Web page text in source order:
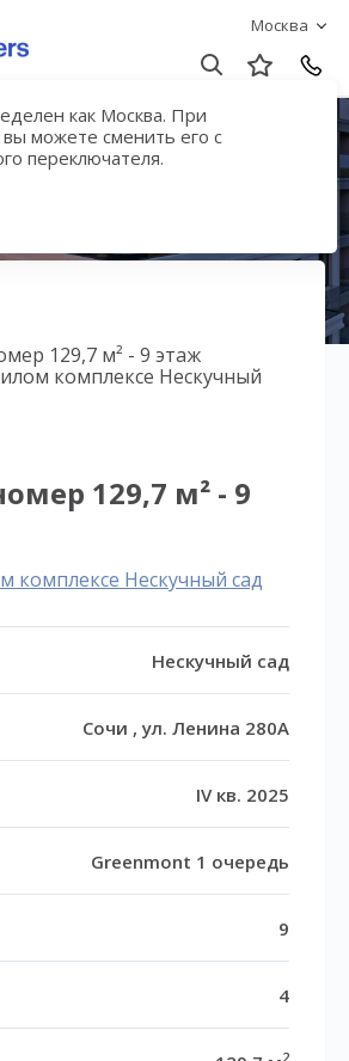
Москва
как Москва. При
можете сменить его с
переключателя.
сад
страницу гостиничного
129,7 м² - 9
комплексе Нескучный сад
Нескучный сад
Сочи , ул. Ленина 280А
IV кв. 2025
Greenmont 1 очередь
9
4
2